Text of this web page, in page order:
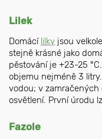
Lilek
Domácí lilky jsou
stejně krásné jako
pěstování je +23-25
objemu nejméně 3
vodou; v
osvětlení. První úrodu
Fazole